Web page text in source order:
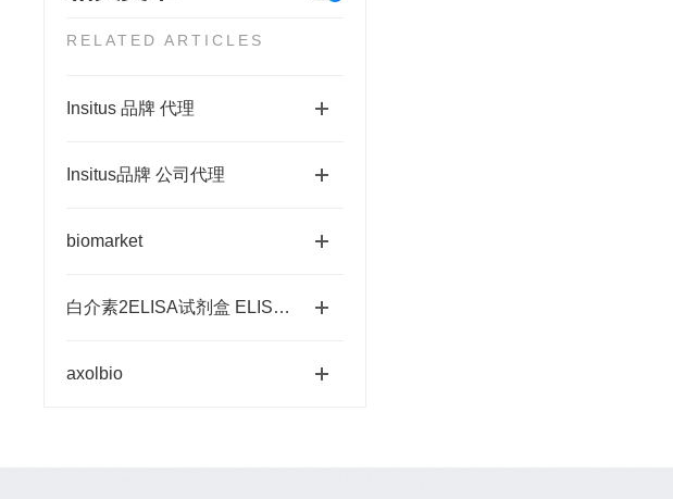
RELATED ARTICLES
Insitus 品牌 代理
Insitus品牌 公司代理
biomarket
白介素2ELISA试剂盒 ELISA试剂盒
axolbio